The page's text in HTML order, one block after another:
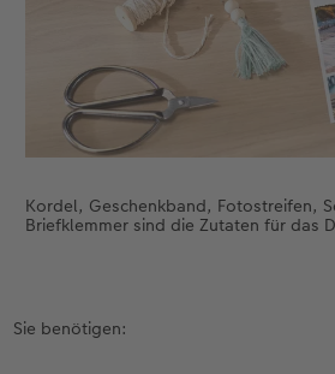
Kordel, Geschenkband, Fotostreifen,
Briefklemmer sind die Zutaten für das
Sie benötigen: